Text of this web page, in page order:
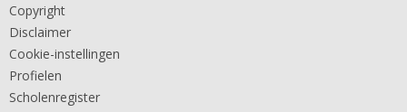
Copyright
Disclaimer
Cookie-instellingen
Profielen
Scholenregister